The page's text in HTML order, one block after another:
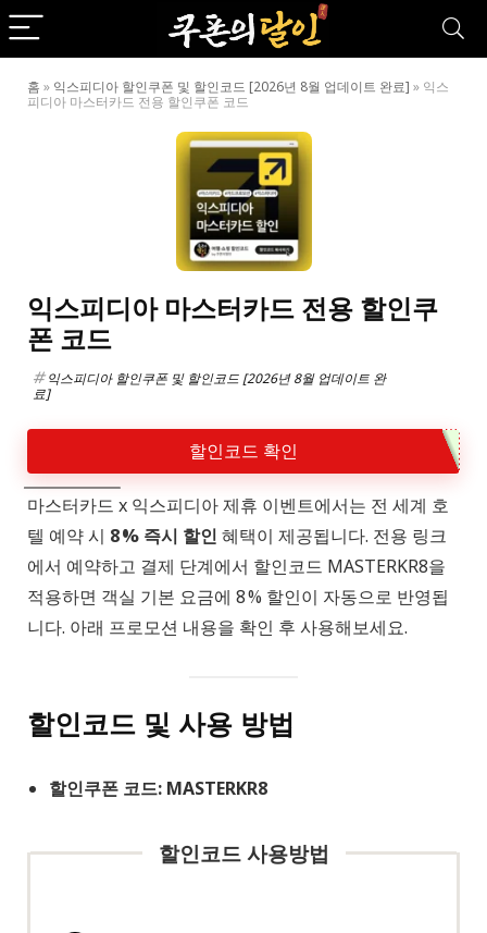
홈 » 익스피디아 할인쿠폰 및 할인코드 [2026년 8월 업데이트 완료] » 익스
피디아 마스터카드 전용 할인쿠폰 코드
익스피디아 마스터카드 전용 할인쿠
폰 코드
익스피디아 할인쿠폰 및 할인코드 [2026년 8월 업데이트 완
료]
할인코드 확인
마스터카드 x 익스피디아 제휴 이벤트에서는 전 세계 호
텔 예약 시 8 % 즉시 할인 혜택이 제공됩니다. 전용 링크
에서 예약하고 결제 단계에서 할인코드 MASTERKR8을
적용하면 객실 기본 요금에 8 % 할인이 자동으로 반영됩
니다. 아래 프로모션 내용을 확인 후 사용해보세요.
할인코드 및 사용 방법
할인쿠폰 코드: MASTERKR8
할인코드 사용방법